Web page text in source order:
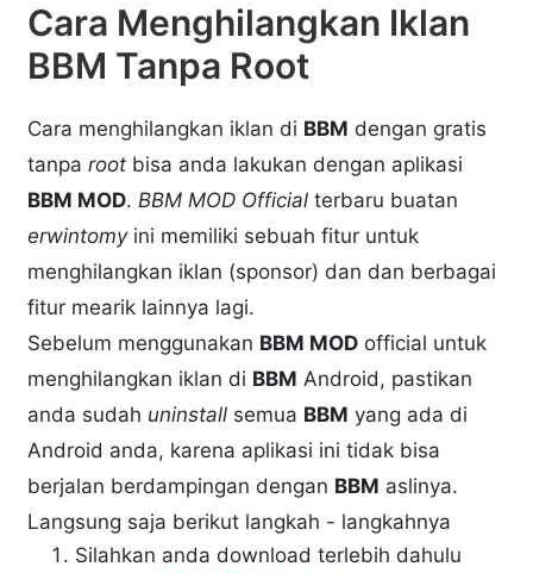
Cara Menghilangkan Iklan
BBM Tanpa Root
Cara menghilangkan iklan di BBM dengan gratis
tanparoot bisa anda lakukan dengan aplikasi
BBM MOD.BBM MOD Official terbaru buatan
erwintomyini memiliki sebuah fitur untuk
menghilangkan iklan (sponsor) dan dan berbagai
fitur mearik lainnya lagi.
Sebelum menggunakan BBM MOD official untuk
menghilangkan iklan di BBM Android, pastikan
anda sudah uninstall semua BBM yang ada di
Android anda, karena aplikasi ini tidak bisa
berjalan berdampingan dengan BBM aslinya.
Langsung saja berikut langkah - langkahnya
Silahkan anda download terlebih dahulu